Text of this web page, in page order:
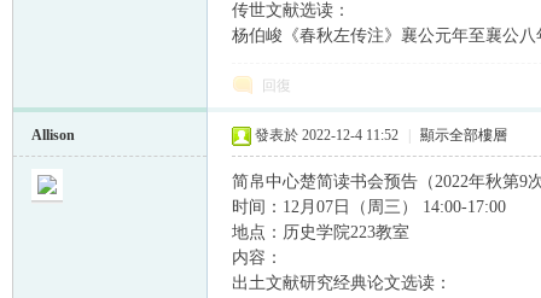
传世文献选读：
杨伯峻《春秋左传注》襄公元年至襄公
回復
Allison 發表於 2022-12-4 11:52 顯示全部樓層
简帛中心楚简读书会预告（2022年秋第9
时间：12月07日（周三） 14:00-17:00
地点：历史学院223教室
内容：
出土文献研究经典论文选读：